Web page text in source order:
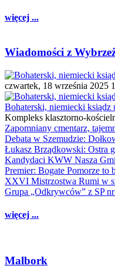
więcej ...
Wiadomości z
czwartek, 18 września 2025
Bohaterski, niemiecki
Kompleks klasztorno-
Zapomniany cmentarz,
Debata w Szemudzie:
Łukasz Brządkowski: Ostra
Kandydaci KWW Nasza
Premier: Bogate Pomorze to
XXVI Mistrzostwa Rumi w
Grupa „Odkrywców” z SP
więcej ...
Malbork